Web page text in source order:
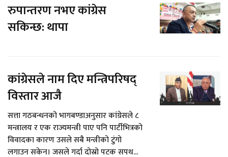
रुपान्तरण नभए कांग्रेस
सकिन्छ: थापा
कांग्रेसले नाम दिए मन्त्रिपरिषद्
विस्तार आजै
सत्ता गठबन्धनको भागबण्डाअनुसार कांग्रेसले ८
मन्त्रालय र एक राज्यमन्त्री पाए पनि पार्टीभित्रको
विवादका कारण उसले सबै मन्त्रीको टुंगो
लगाउन सकेन। जसले गर्दा दोस्रो पटक सपथ...